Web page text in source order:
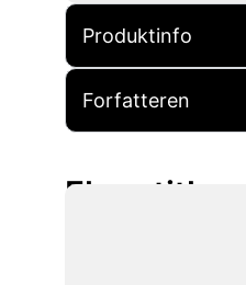
Produktinfo
Forfatteren
Flere titler